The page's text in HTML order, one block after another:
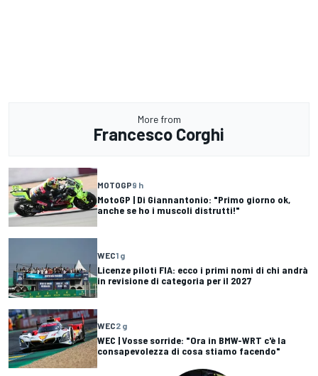
More from
Francesco Corghi
MOTOGP9 h
MotoGP | Di Giannantonio: "Primo giorno ok,
anche se ho i muscoli distrutti!"
WEC1 g
Licenze piloti FIA: ecco i primi nomi di chi andrà
in revisione di categoria per il 2027
WEC2 g
WEC | Vosse sorride: "Ora in BMW-WRT c'è la
consapevolezza di cosa stiamo facendo"